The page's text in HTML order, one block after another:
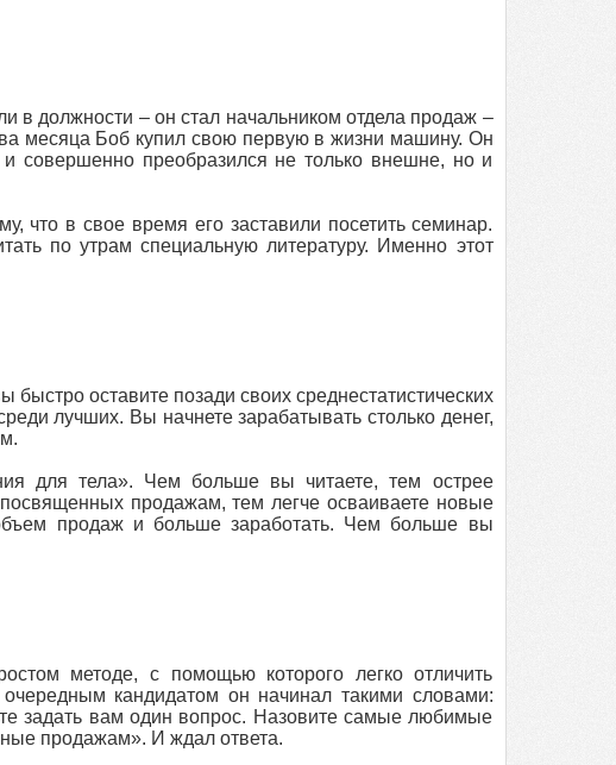
в должности – он стал начальником отдела продаж –
месяца Боб купил свою первую в жизни машину. Он
совершенно преобразился не только внешне, но и
что в свое время его заставили посетить семинар.
по утрам специальную литературу. Именно этот
быстро оставите позади своих среднестатистических
лучших. Вы начнете зарабатывать столько денег,
для тела». Чем больше вы читаете, тем острее
продажам, тем легче осваиваете новые
продаж и больше заработать. Чем больше вы
методе, с помощью которого легко отличить
кандидатом он начинал такими словами:
задать вам один вопрос. Назовите самые любимые
продажам». И ждал ответа.